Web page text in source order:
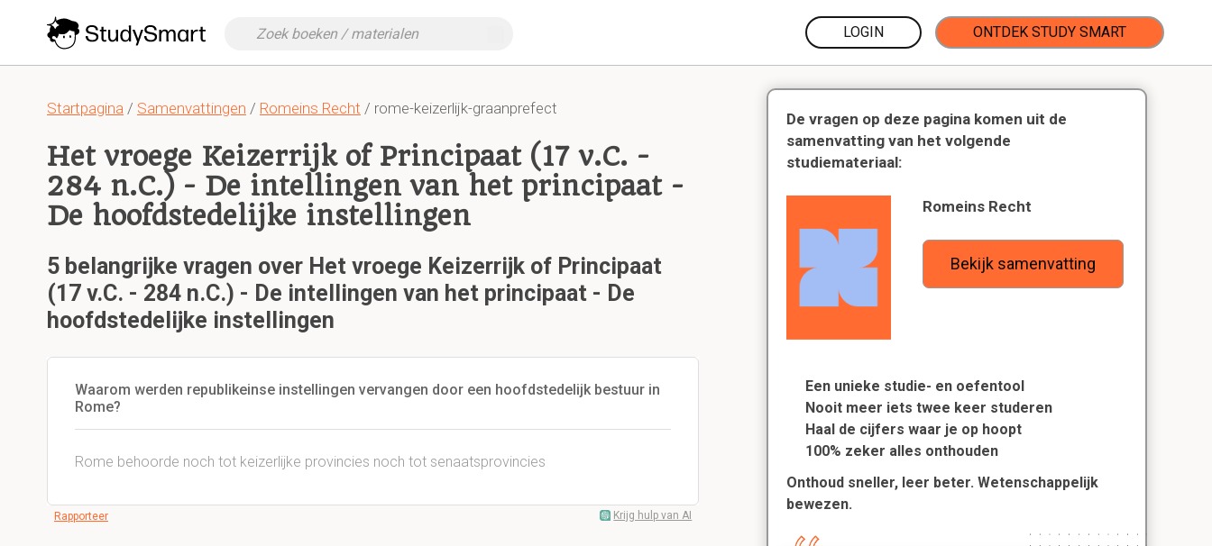
LOGIN ONTDEK STUDY SMART
Startpagina / Samenvattingen / Romeins Recht / rome-keizerlijk-graanprefect
Het vroege Keizerrijk of Principaat (17 v.C. -
284 n.C.) - De intellingen van het principaat -
De hoofdstedelijke instellingen
5 belangrijke vragen over Het vroege Keizerrijk of Principaat
(17 v.C. - 284 n.C.) - De intellingen van het principaat - De
hoofdstedelijke instellingen
Waarom werden republikeinse instellingen vervangen door een hoofdstedelijk bestuur in
Rome?
Rome behoorde noch tot keizerlijke provincies noch tot senaatsprovincies
Rapporteer Krijg hulp van AI
De vragen op deze pagina komen uit de
samenvatting van het volgende
studiemateriaal:
Romeins Recht
Bekijk samenvatting
Een unieke studie- en oefentool
Nooit meer iets twee keer studeren
Haal de cijfers waar je op hoopt
100% zeker alles onthouden
Onthoud sneller, leer beter. Wetenschappelijk
bewezen.